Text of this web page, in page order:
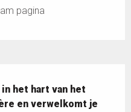
pagina
het hart van het
en verwelkomt je